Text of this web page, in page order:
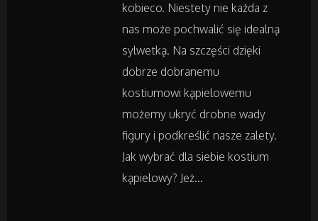
Hobby
Zajęcia Sportowe i Rekreacyjne
Informatyczne
Restauracje, Catering
kobieco. Niestety nie każda z
nas może pochwalić się idealną
sylwetką. Na szczęści dzięki
dobrze dobranemu
kostiumowi kąpielowemu
możemy ukryć drobne wady
figury i podkreślić nasze zalety.
Jak wybrać dla siebie kostium
kąpielowy? Jeż...